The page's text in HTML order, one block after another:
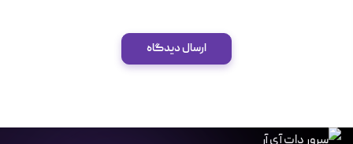
ارسال دیدگاه